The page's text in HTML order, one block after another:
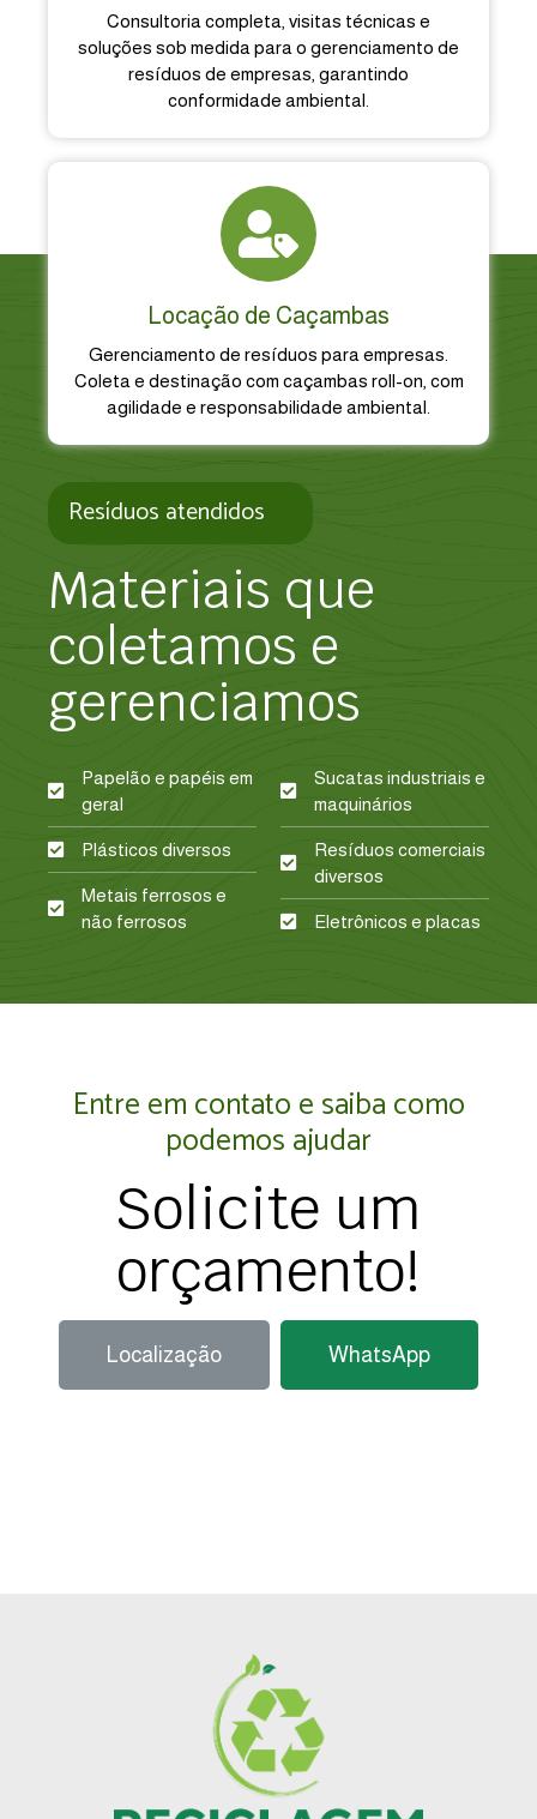
Consultoria completa, visitas técnicas e
soluções sob medida para o gerenciamento de
resíduos de empresas, garantindo
conformidade ambiental.
Locação de Caçambas
Gerenciamento de resíduos para empresas.
Coleta e destinação com caçambas roll-on, com
agilidade e responsabilidade ambiental.
Resíduos atendidos
Materiais que
coletamos e
gerenciamos
Papelão e papéis em
geral
Plásticos diversos
Metais ferrosos e
não ferrosos
Sucatas industriais e
maquinários
Resíduos comerciais
diversos
Eletrônicos e placas
Entre em contato e saiba como
podemos ajudar
Solicite um
orçamento!
Localização WhatsApp